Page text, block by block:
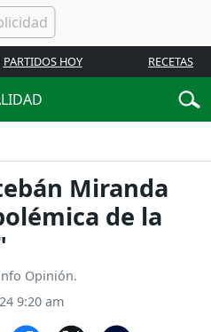
PARTIDOS HOY RECETAS
Miranda
de la
Opinión.
9:20 am